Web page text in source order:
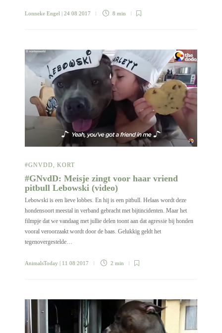
Lonneke Engel | 24 08 2017 8 min
#GNVDD KORT
#GNvdD: Meisje zingt voor haar vriend
pitbull Lebowski (video)
Lebowski is een lieve lobbes. En hij is een pitbull. Helaas wordt deze
hondensoort meestal in verband gebracht met bijtincidenten. Maar het
filmpje dat we vandaag met jullie delen toont aan dat agressie bij honden
vooral veroorzaakt wordt door de baas. Gelukkig geldt het
tegenovergestelde…
AnimalsToday | 11 08 2017 2 min